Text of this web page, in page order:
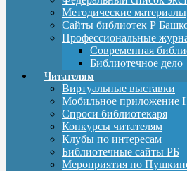
Методические материалы
Сайты библиотек Р
Профессиональные
Современная
Библиотечное дело
Читателям
Виртуальные выставки
Мобильное приложение
Спроси библиотекаря
Конкурсы читателям
Клубы по интересам
Библиотечные сайты РБ
Мероприятия по